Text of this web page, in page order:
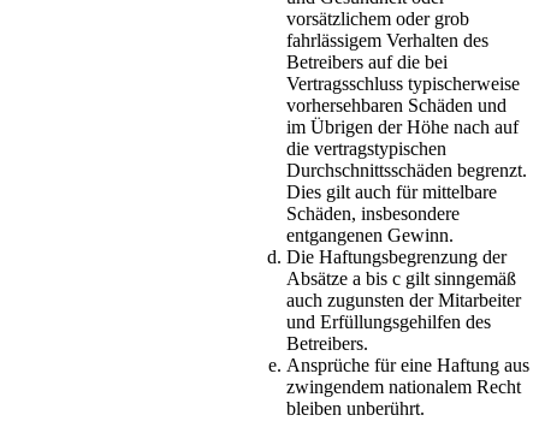
vorsätzlichem oder grob
fahrlässigem Verhalten des
Betreibers auf die bei
Vertragsschluss typischerweise
vorhersehbaren Schäden und
im Übrigen der Höhe nach auf
die vertragstypischen
Durchschnittsschäden begrenzt.
Dies gilt auch für mittelbare
Schäden, insbesondere
entgangenen Gewinn.
Die Haftungsbegrenzung der
Absätze a bis c gilt sinngemäß
auch zugunsten der Mitarbeiter
und Erfüllungsgehilfen des
Betreibers.
Ansprüche für eine Haftung aus
zwingendem nationalem Recht
bleiben unberührt.